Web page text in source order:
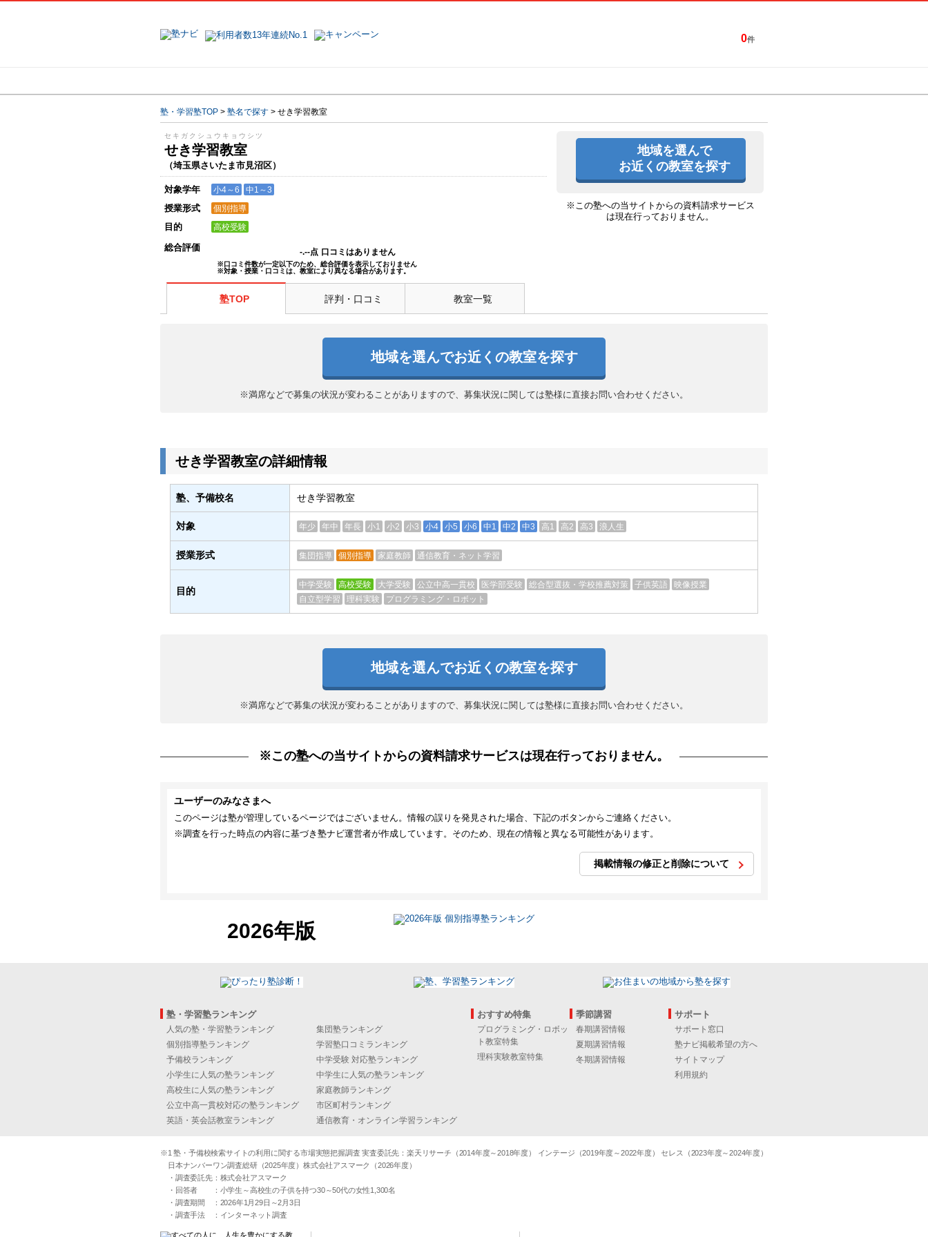
0件
塾・学習塾TOP > 塾名で探す > せき学習教室
セキガクシュウキョウシツ
せき学習教室
（埼玉県さいたま市見沼区）
対象学年 小4～6 中1～3
授業形式 個別指導
目的 高校受験
総合評価 -.--点 口コミはありません
※口コミ件数が一定以下のため、総合評価を表示しておりません
※対象・授業・口コミは、教室により異なる場合があります。
地域を選んで
お近くの教室を探す
※この塾への当サイトからの資料請求サービス
は現在行っておりません。
塾TOP 評判・口コミ 教室一覧
地域を選んでお近くの教室を探す
※満席などで募集の状況が変わることがありますので、募集状況に関しては塾様に直接お問い合わせください。
せき学習教室の詳細情報
塾、予備校名 せき学習教室
対象 年少 年中 年長 小1 小2 小3 小4 小5 小6 中1 中2 中3 高1 高2 高3 浪人生
授業形式 集団指導 個別指導 家庭教師 通信教育・ネット学習
目的
中学受験 高校受験 大学受験 公立中高一貫校 医学部受験 総合型選抜・学校推薦対策 子供英語
映像授業
自立型学習
理科実験 プログラミング・ロボット
地域を選んでお近くの教室を探す
※満席などで募集の状況が変わることがありますので、募集状況に関しては塾様に直接お問い合わせください。
※この塾への当サイトからの資料請求サービスは現在行っておりません。
ユーザーのみなさまへ
このページは塾が管理しているページではございません。情報の誤りを発見された場合、下記のボタンからご連絡ください。
※調査を行った時点の内容に基づき塾ナビ運営者が作成しています。そのため、現在の情報と異なる可能性があります。
掲載情報の修正と削除について
2026年版
塾・学習塾ランキング
人気の塾・学習塾ランキング
集団塾ランキング
個別指導塾ランキング
学習塾口コミランキング
予備校ランキング
中学受験 対応塾ランキング
小学生に人気の塾ランキング
中学生に人気の塾ランキング
高校生に人気の塾ランキング
家庭教師ランキング
公立中高一貫校対応の塾ランキング
市区町村ランキング
英語・英会話教室ランキング
通信教育・オンライン学習ランキング
おすすめ特集
プログラミング・ロボッ
ト教室特集
理科実験教室特集
季節講習
春期講習情報
夏期講習情報
冬期講習情報
サポート
サポート窓口
塾ナビ掲載希望の方へ
サイトマップ
利用規約
※1 塾・予備校検索サイトの利用に関する市場実態把握調査 実査委託先：楽天リサーチ（2014年度～2018年度） インテージ（2019年度～2022年度） セレス（2023年度～2024年度）
日本ナンバーワン調査総研（2025年度）株式会社アスマーク（2026年度）
・調査委託先：株式会社アスマーク
・回答者 ：小学生～高校生の子供を持つ30～50代の女性1,300名
・調査期間 ：2026年1月29日～2月3日
・調査手法 ：インターネット調査